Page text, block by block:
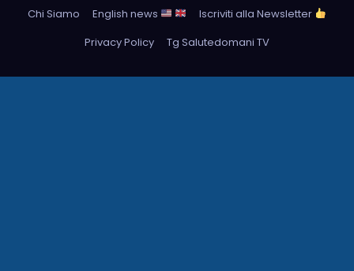
Chi Siamo
English news
Iscriviti alla Newsletter
Privacy Policy
Tg Salutedomani TV